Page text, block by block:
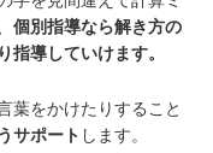
個別指導なら解き方の
指導していけます。
葉をかけたりすること
サポート します。